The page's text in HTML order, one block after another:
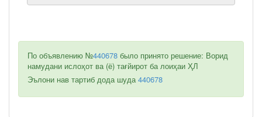
По объявлению №440678 было принято решение: Ворид
намудани ислоҳот ва (ё) тағйирот ба лоиҳаи ҲЛ
Эълони нав тартиб дода шуда440678